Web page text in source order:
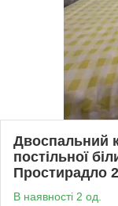
Двоспальний
постільної
Простирадло
В наявності 2 од.